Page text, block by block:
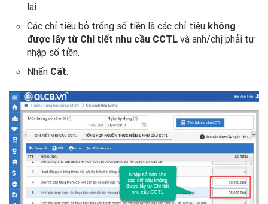
lại.
Các chỉ tiêu bỏ trống số tiền là các chỉ tiêu không
được lấy từ Chi tiết nhu cầu CCTL và anh/chị phải tự
nhập số tiền.
Nhấn Cất.